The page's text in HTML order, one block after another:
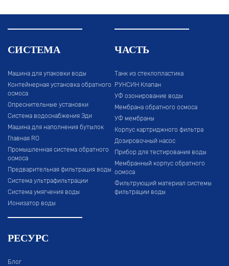
СИСТЕМА
Машина для упаковки воды
Контейнерная установка обратного
осмоса
Опреснительные установки
Система водоснабжения Эди
Машина для наполнения бутылок
Главная RO
Промышленная система обратного
осмоса
Предварительная фильтрация воды
Система ультрафильтрации
Система умягчения воды
Ионизатор воды
ЧАСТЬ
Танк из стеклопластика
РУНСИН Клапан
УФ озонирование воды
Мембрана обратного осмоса
УФ мембраны
Корпус картриджного фильтра
Дозировочный насос
Прибор для тестирования воды
Мембранный корпус обратного
осмоса
Фильтрующий материал системы
фильтрации воды
РЕСУРС
Блог